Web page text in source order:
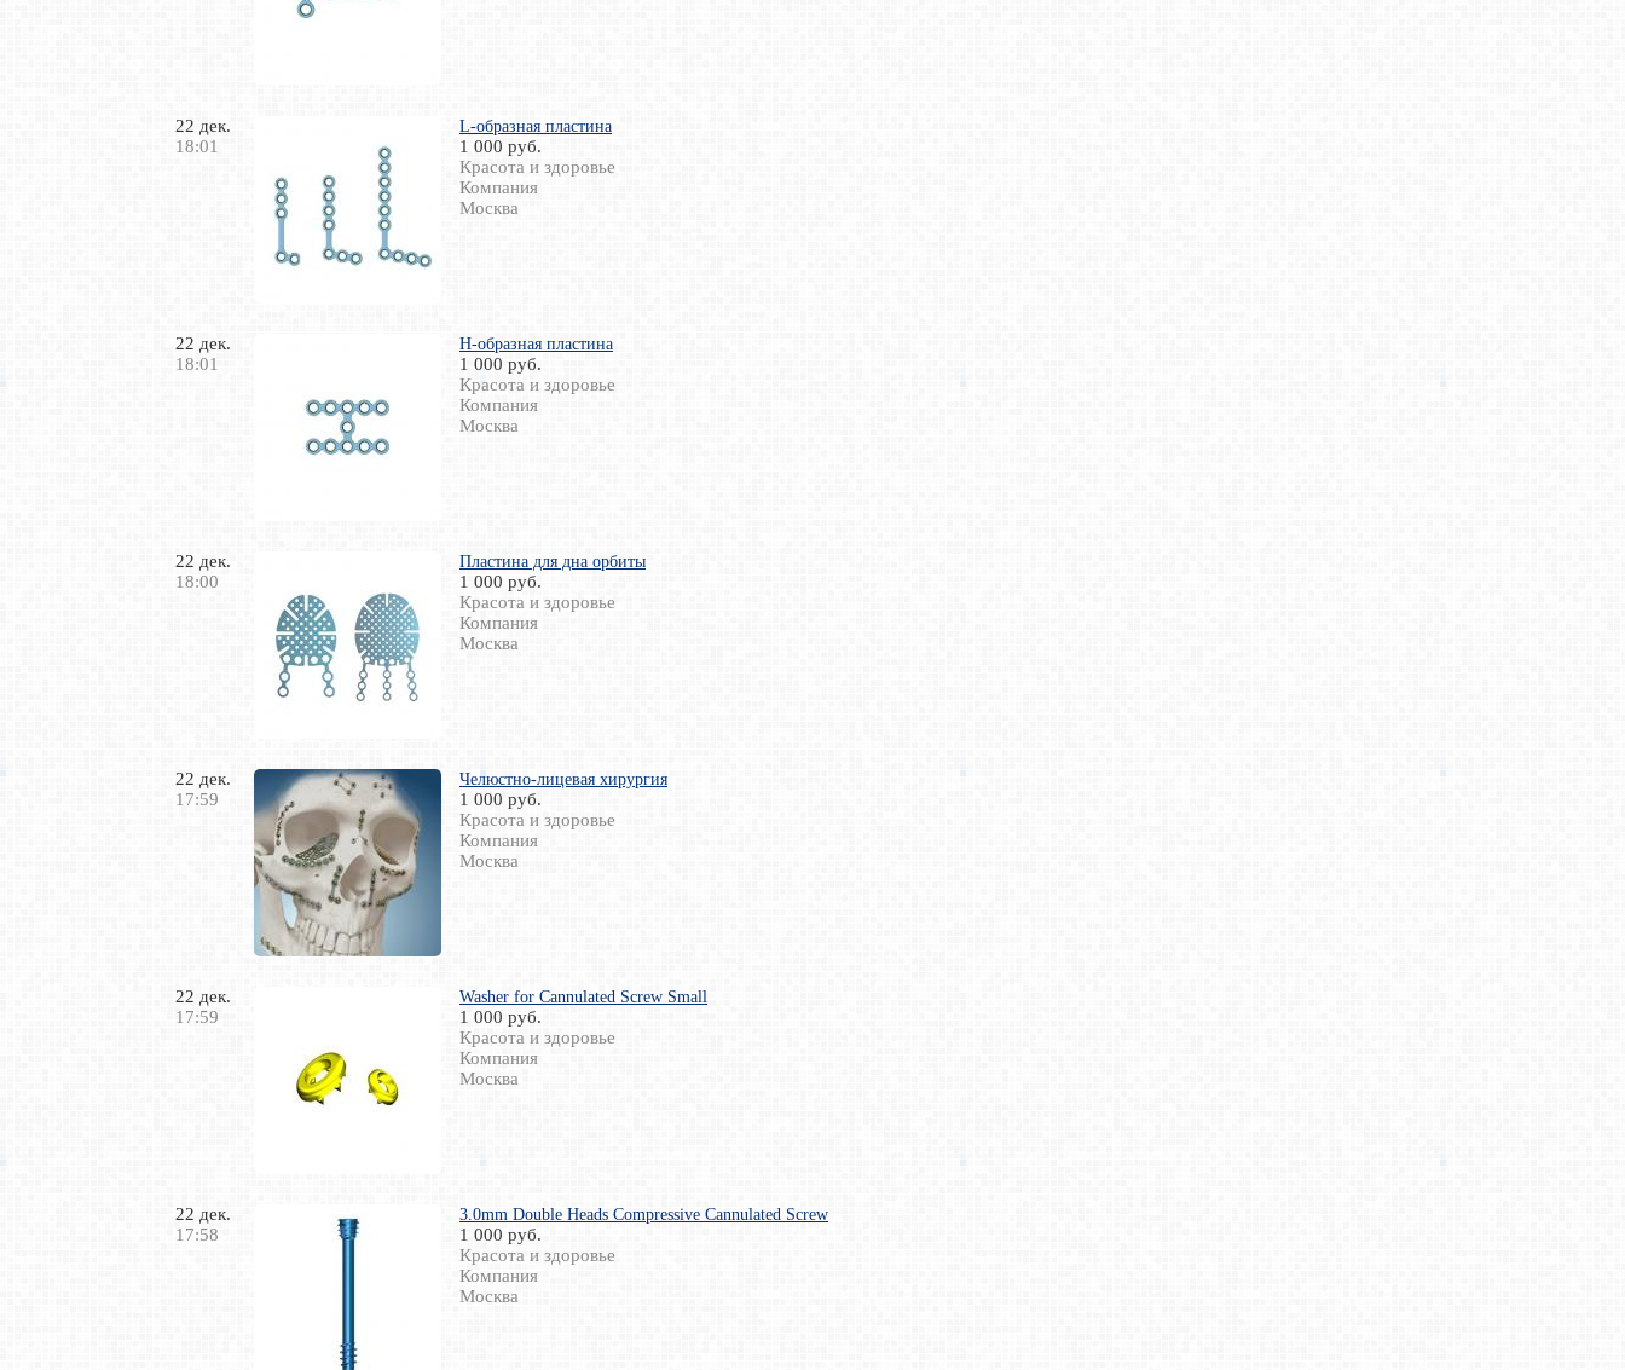
22 дек.
18:01
L-образная пластина
1 000 руб.
Красота и здоровье
Компания
Москва
22 дек.
18:01
H-образная пластина
1 000 руб.
Красота и здоровье
Компания
Москва
22 дек.
18:00
Пластина для дна орбиты
1 000 руб.
Красота и здоровье
Компания
Москва
22 дек.
17:59
Челюстно-лицевая хирургия
1 000 руб.
Красота и здоровье
Компания
Москва
22 дек.
17:59
Washer for Cannulated Screw Small
1 000 руб.
Красота и здоровье
Компания
Москва
22 дек.
17:58
3.0mm Double Heads Compressive Cannulated Screw
1 000 руб.
Красота и здоровье
Компания
Москва